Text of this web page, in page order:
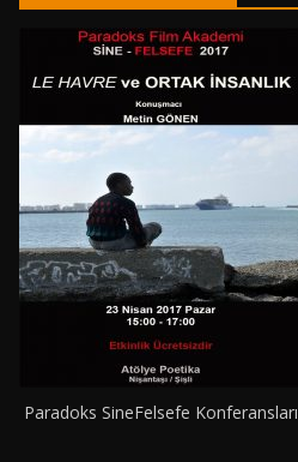
Paradoks SineFelsefe Konferansları